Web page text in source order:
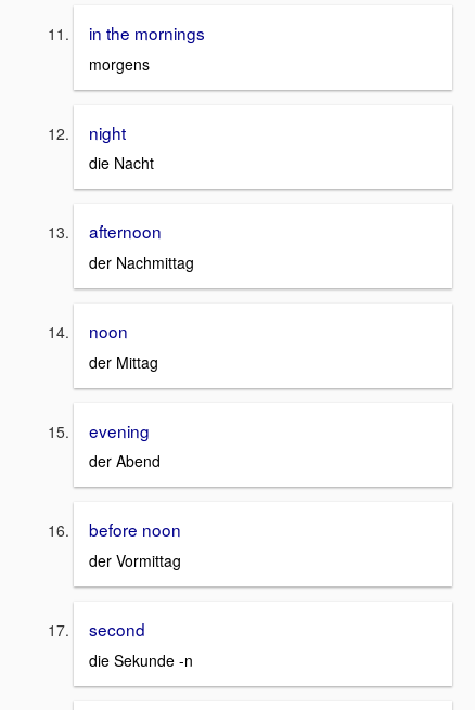
in the mornings
morgens
night
die Nacht
afternoon
der Nachmittag
noon
der Mittag
evening
der Abend
before noon
der Vormittag
second
die Sekunde -n